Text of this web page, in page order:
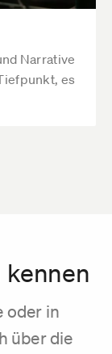
Narrative
es
oder in
über die